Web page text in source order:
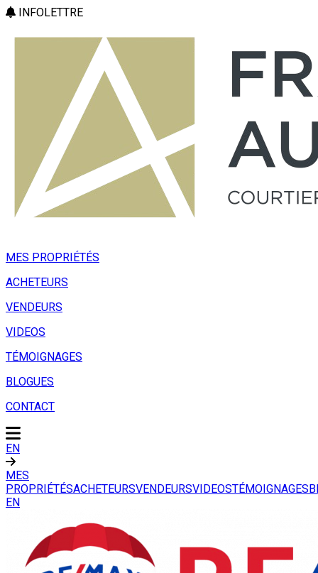
INFOLETTRE
MES PROPRIÉTÉS
ACHETEURS
VENDEURS
VIDEOS
TÉMOIGNAGES
BLOGUES
CONTACT
EN
MES
PROPRIÉTÉSACHETEURSVENDEURSVIDEOSTÉMOIGNAGES
EN